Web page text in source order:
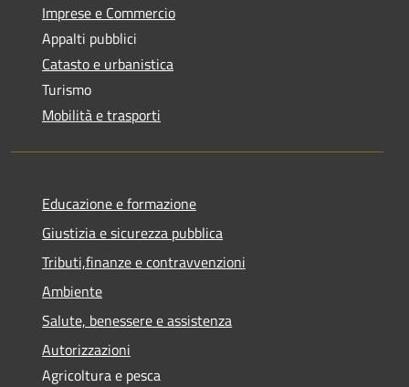
Imprese e Commercio
Appalti pubblici
Catasto e urbanistica
Turismo
Mobilità e trasporti
Educazione e formazione
Giustizia e sicurezza pubblica
Tributi,finanze e contravvenzioni
Ambiente
Salute, benessere e assistenza
Autorizzazioni
Agricoltura e pesca